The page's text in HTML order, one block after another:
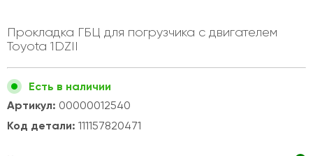
Прокладка ГБЦ для погрузчика с двигателем
Toyota 1DZII
Есть в наличии
Артикул: 00000012540
Код детали: 111157820471